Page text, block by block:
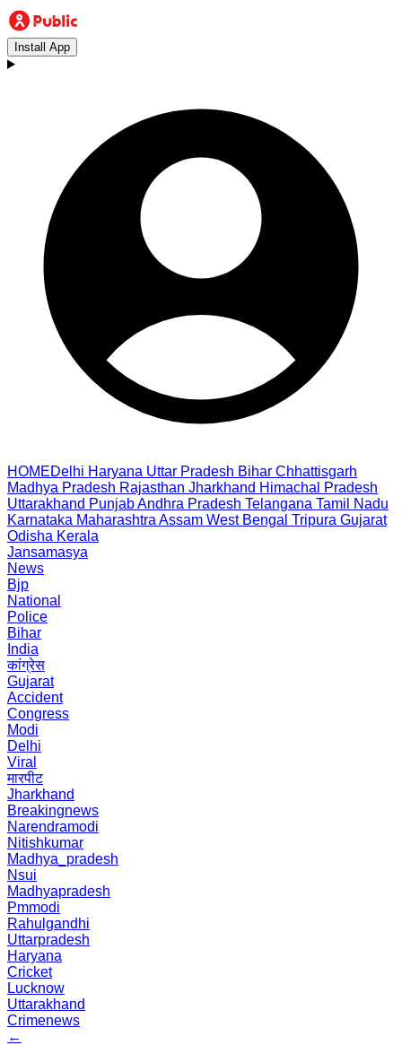
Install App
HOMEDelhi Haryana Uttar Pradesh Bihar Chhattisgarh
Madhya Pradesh Rajasthan Jharkhand Himachal Pradesh
Uttarakhand PunjabAndhra Pradesh Telangana Tamil Nadu
Karnataka Maharashtra Assam West Bengal Tripura Gujarat
Odisha Kerala
Jansamasya
News
Bjp
National
Police
Bihar
India
कांग्रेस
Gujarat
Accident
Congress
Modi
Delhi
Viral
मारपीट
Jharkhand
Breakingnews
Narendramodi
Nitishkumar
Madhya_pradesh
Nsui
Madhyapradesh
Pmmodi
Rahulgandhi
Uttarpradesh
Haryana
Cricket
Lucknow
Uttarakhand
Crimenews
←